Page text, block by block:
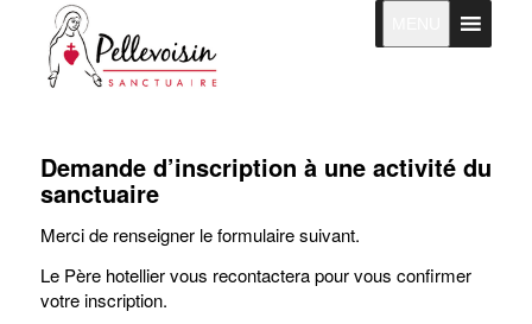
Demande d’inscription à une activité du
sanctuaire
Merci de renseigner le formulaire suivant.
Le Père hotellier vous recontactera pour vous confirmer
votre inscription.